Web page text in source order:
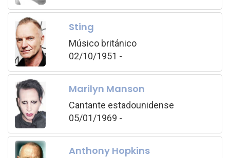
Sting
Músico británico
02/10/1951 -
Marilyn Manson
Cantante estadounidense
05/01/1969 -
Anthony Hopkins